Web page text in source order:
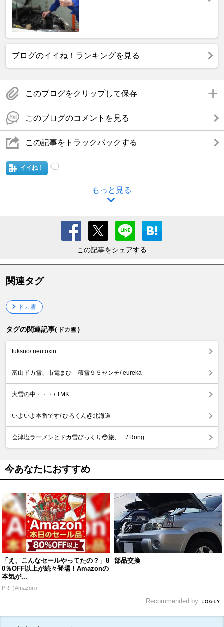
ブログのイイね！ランキングを見る
このブログをクリップして保存
このブログのコメントを見る
この記事をトラックバックする
イイね！
もっと見る
この記事をシェアする
関連タグ
ドカ雪
タグの関連記事( ドカ雪 )
fuksno/ neutoxin
富山ドカ雪、市電まひ 積雪９５センチ/ eureka
大雪の中・・・/ TMK
いよいよ本番です/ ひろくん@北海道
会津塩ラーメンとドカ雪びっくり😳旅、 .../ Rong
今あなたにおすすめ
「え、こんなセールやってたの？」8
0％OFF以上が続々登場！Amazonの
本気が...
PR（Amazon）
部品交換
Recommended by